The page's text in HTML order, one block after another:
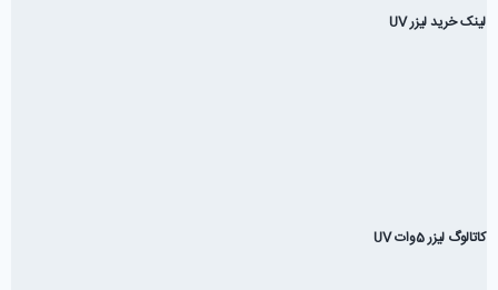
لینک خرید لیزر UV
کاتالوگ لیزر 5وات UV